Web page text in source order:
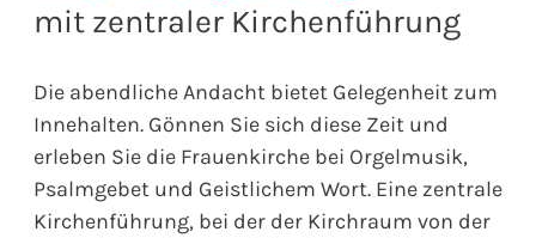
mit zentraler Kirchenführung
Die abendliche Andacht bietet Gelegenheit zum
Innehalten. Gönnen Sie sich diese Zeit und
erleben Sie die Frauenkirche bei Orgelmusik,
Psalmgebet und Geistlichem Wort. Eine zentrale
Kirchenführung, bei der der Kirchraum von der